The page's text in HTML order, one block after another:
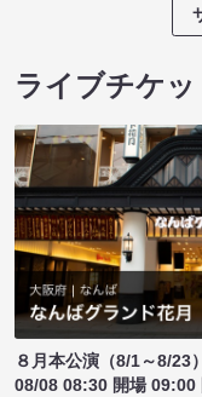
ライブチケッ
８月本公演（8/1～8/23）
08/08 08:30 開場 09:00